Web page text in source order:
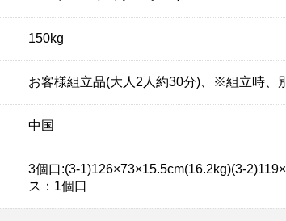
150kg
お客様組立品(大人2人約30分)、※組立時、
中国
3個口:(3-1)126×73×15.5cm(16.2kg)(3-
ス：1個口